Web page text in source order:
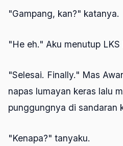
"Gampang, kan?" katanya.
"He eh." Aku menutup LKS
"Selesai. Finally." Mas
napas lumayan keras lalu
punggungnya di sandaran
"Kenapa?" tanyaku.